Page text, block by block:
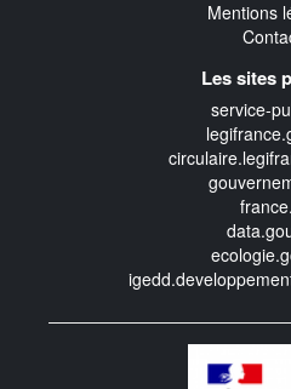
Mentions
Les sites
service-